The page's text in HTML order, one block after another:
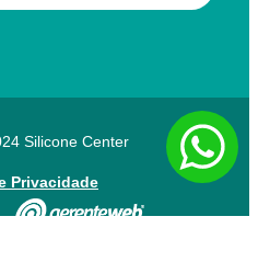
Silicone Center
Privacidade